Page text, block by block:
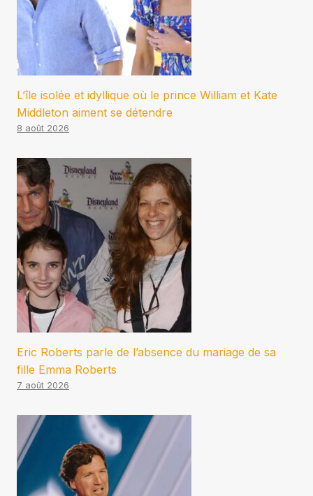
L’île isolée et idyllique où le prince William et Kate
Middleton aiment se détendre
8 août 2026
Eric Roberts parle de l’absence du mariage de sa
fille Emma Roberts
7 août 2026